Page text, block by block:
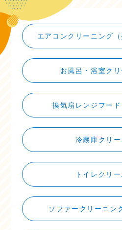
エアコンクリーニング（
お風呂・浴室ク
換気扇レンジフー
冷蔵庫クリ
トイレクリ
ソファークリーニン